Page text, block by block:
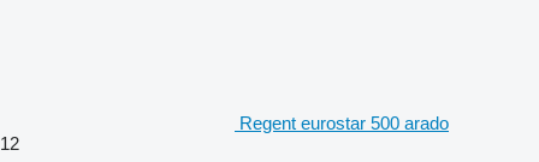
Regent eurostar 500 arado
12